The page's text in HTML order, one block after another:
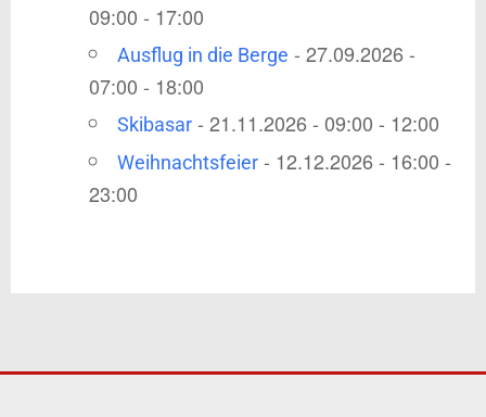
09:00 - 17:00
Ausflug in die Berge - 27.09.2026 -
07:00 - 18:00
Skibasar- 21.11.2026 - 09:00 - 12:00
Weihnachtsfeier- 12.12.2026 - 16:00 -
23:00